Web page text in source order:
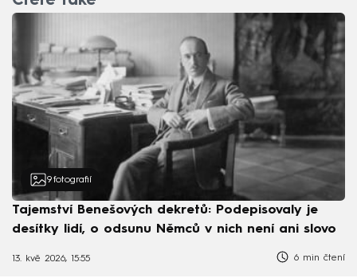
9 fotografií
Tajemství Benešových dekretů: Podepisovaly je
desítky lidí, o odsunu Němců v nich není ani slovo
13. kvě 2026, 15:55 6 min čtení